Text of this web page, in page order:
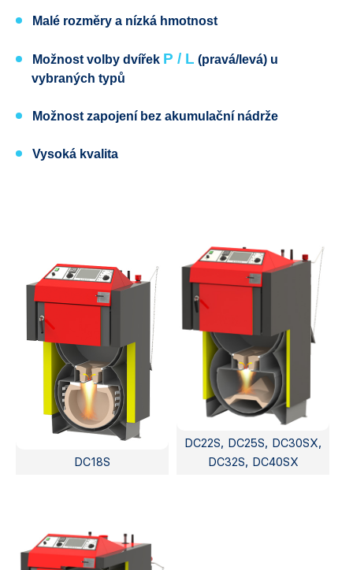
Malé rozměry a nízká hmotnost
Možnost volby dvířek P / L (pravá/levá) u
vybraných typů
Možnost zapojení bez akumulační nádrže
Vysoká kvalita
DC18S
DC22S, DC25S, DC30SX,
DC32S, DC40SX